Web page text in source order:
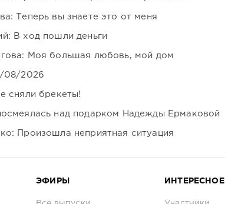
Теперь вы знаете это от меня
В ход пошли деньги
Моя большая любовь, мой дом
08/2026
сняли брекеты!
над подарком Надежды Ермаковой
Произошла неприятная ситуация
ЭФИРЫ ИНТЕРЕСНОЕ